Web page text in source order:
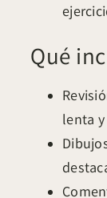
Qué
lenta